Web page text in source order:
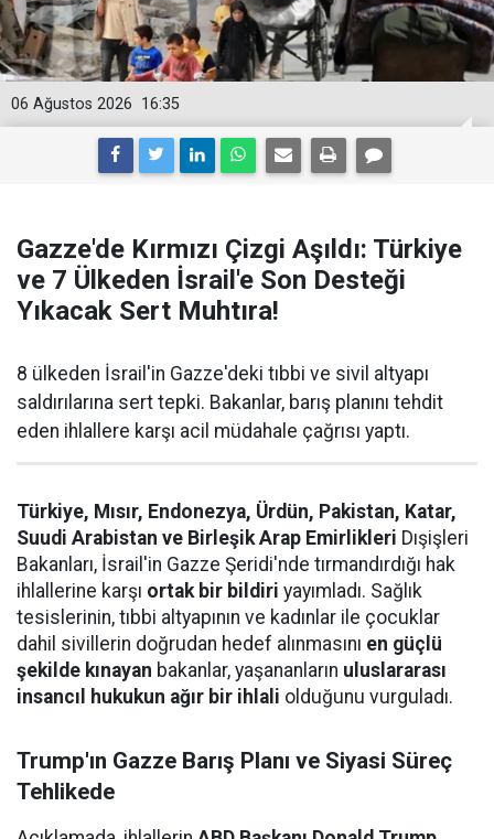
16:35
06 Ağustos 2026
Gazze'de Kırmızı Çizgi Aşıldı: Türkiye
ve 7 Ülkeden İsrail'e Son Desteği
Yıkacak Sert Muhtıra!
8 ülkeden İsrail'in Gazze'deki tıbbi ve sivil altyapı
saldırılarına sert tepki. Bakanlar, barış planını tehdit
eden ihlallere karşı acil müdahale çağrısı yaptı.
Türkiye, Mısır, Endonezya, Ürdün, Pakistan, Katar,
Suudi Arabistan ve Birleşik Arap Emirlikleri Dışişleri
Bakanları, İsrail'in Gazze Şeridi'nde tırmandırdığı hak
ihlallerine karşı ortak bir bildiri yayımladı. Sağlık
tesislerinin, tıbbi altyapının ve kadınlar ile çocuklar
dahil sivillerin doğrudan hedef alınmasını en güçlü
şekilde kınayan bakanlar, yaşananların uluslararası
insancıl hukukun ağır bir ihlali olduğunu vurguladı.
Trump'ın Gazze Barış Planı ve Siyasi Süreç
Tehlikede